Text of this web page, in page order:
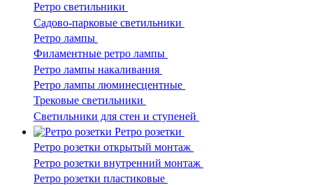
Ретро светильники
Садово-парковые светильники
Ретро лампы
Филаментные ретро лампы
Ретро лампы накаливания
Ретро лампы люминесцентные
Трековые светильники
Светильники для стен и ступеней
Ретро розетки
Ретро розетки открытый монтаж
Ретро розетки внутренний монтаж
Ретро розетки пластиковые